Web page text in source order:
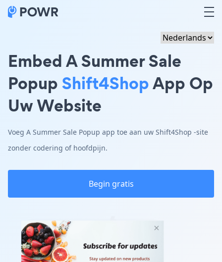
Embed A Summer Sale
PopupShift4ShopApp Op
Uw Website
Voeg A Summer Sale Popup app toe aan uw Shift4Shop -site
zonder codering of hoofdpijn.
Begin gratis